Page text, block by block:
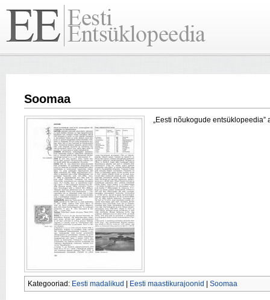
Soomaa
„Eesti nõukogude
Kategooriad: Eesti madalikud Eesti maastikurajoonid Soomaa